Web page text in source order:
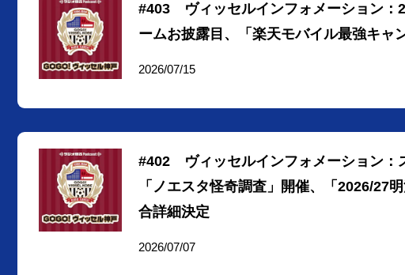
#403 ヴィッセルインフォメーション：
ームお披露目、「楽天モバイル最強キャ
2026/07/15
#402 ヴィッセルインフォメーション：
「ノエスタ怪奇調査」開催、「2026/27
合詳細決定
2026/07/07